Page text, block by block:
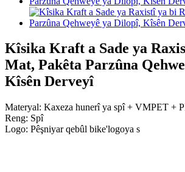
Kîsika Kraft a Sade ya
Mat, Pakêta Parzûna
Kîsên Derveyî
Materyal: Kaxeza hunerî ya spî + VMPET +
Reng: Spî
Logo: Pêşniyar qebûl bike'logoya s